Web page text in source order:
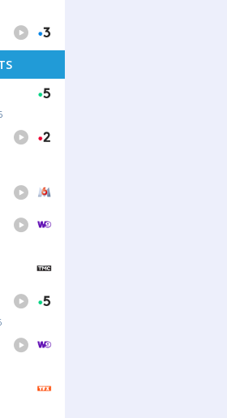
2026
européennes 2026 :
complet des
à venir !
européen s'apprête à vivre
les regards se tournent déjà vers
finales de l'UEFA.
la suite